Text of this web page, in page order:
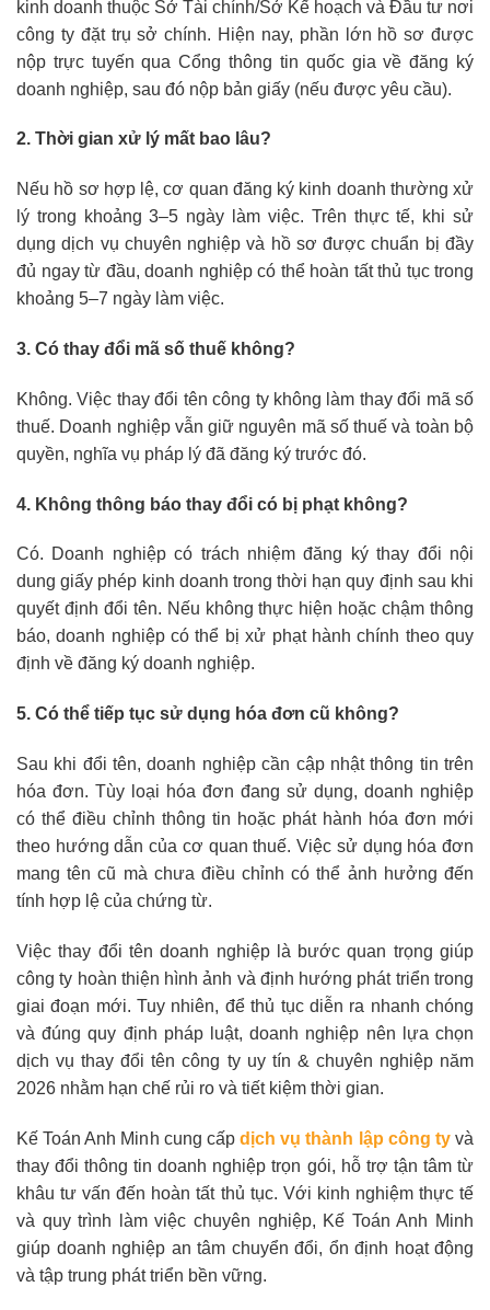
kinh doanh thuộc Sở Tài chính/Sở Kế hoạch và Đầu tư nơi
công ty đặt trụ sở chính. Hiện nay, phần lớn hồ sơ được
nộp trực tuyến qua Cổng thông tin quốc gia về đăng ký
doanh nghiệp, sau đó nộp bản giấy (nếu được yêu cầu).
2. Thời gian xử lý mất bao lâu?
Nếu hồ sơ hợp lệ, cơ quan đăng ký kinh doanh thường xử
lý trong khoảng 3–5 ngày làm việc. Trên thực tế, khi sử
dụng dịch vụ chuyên nghiệp và hồ sơ được chuẩn bị đầy
đủ ngay từ đầu, doanh nghiệp có thể hoàn tất thủ tục trong
khoảng 5–7 ngày làm việc.
3. Có thay đổi mã số thuế không?
Không. Việc thay đổi tên công ty không làm thay đổi mã số
thuế. Doanh nghiệp vẫn giữ nguyên mã số thuế và toàn bộ
quyền, nghĩa vụ pháp lý đã đăng ký trước đó.
4. Không thông báo thay đổi có bị phạt không?
Có. Doanh nghiệp có trách nhiệm đăng ký thay đổi nội
dung giấy phép kinh doanh trong thời hạn quy định sau khi
quyết định đổi tên. Nếu không thực hiện hoặc chậm thông
báo, doanh nghiệp có thể bị xử phạt hành chính theo quy
định về đăng ký doanh nghiệp.
5. Có thể tiếp tục sử dụng hóa đơn cũ không?
Sau khi đổi tên, doanh nghiệp cần cập nhật thông tin trên
hóa đơn. Tùy loại hóa đơn đang sử dụng, doanh nghiệp
có thể điều chỉnh thông tin hoặc phát hành hóa đơn mới
theo hướng dẫn của cơ quan thuế. Việc sử dụng hóa đơn
mang tên cũ mà chưa điều chỉnh có thể ảnh hưởng đến
tính hợp lệ của chứng từ.
Việc thay đổi tên doanh nghiệp là bước quan trọng giúp
công ty hoàn thiện hình ảnh và định hướng phát triển trong
giai đoạn mới. Tuy nhiên, để thủ tục diễn ra nhanh chóng
và đúng quy định pháp luật, doanh nghiệp nên lựa chọn
dịch vụ thay đổi tên công ty uy tín & chuyên nghiệp năm
2026 nhằm hạn chế rủi ro và tiết kiệm thời gian.
Kế Toán Anh Minh cung cấp dịch vụ thành lập công tyvà
thay đổi thông tin doanh nghiệp trọn gói, hỗ trợ tận tâm từ
khâu tư vấn đến hoàn tất thủ tục. Với kinh nghiệm thực tế
và quy trình làm việc chuyên nghiệp, Kế Toán Anh Minh
giúp doanh nghiệp an tâm chuyển đổi, ổn định hoạt động
và tập trung phát triển bền vững.